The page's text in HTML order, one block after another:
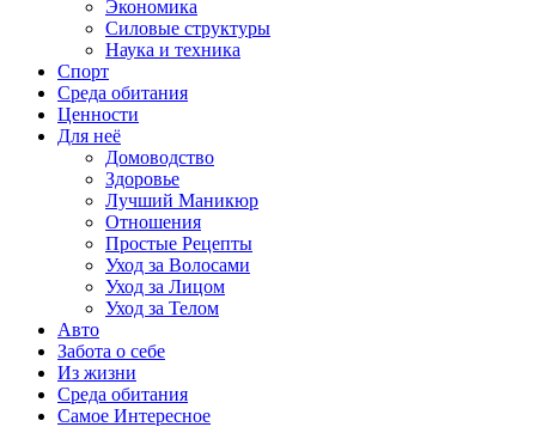
Экономика
Силовые структуры
Наука и техника
Спорт
Среда обитания
Ценности
Для неё
Домоводство
Здоровье
Лучший Маникюр
Отношения
Простые Рецепты
Уход за Волосами
Уход за Лицом
Уход за Телом
Авто
Забота о себе
Из жизни
Среда обитания
Самое Интересное